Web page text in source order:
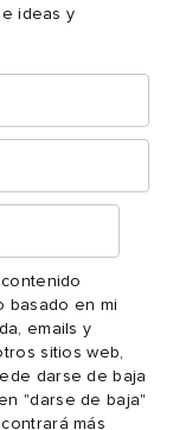
ideas y
basado en mi
emails y
sitios web,
darse de baja
"darse de baja"
más
Global
bellas, pero
Costa del Cobre.
prosperó en la
que alberga
en playas de
en
la Edad de
sino de dos
de 360 millones